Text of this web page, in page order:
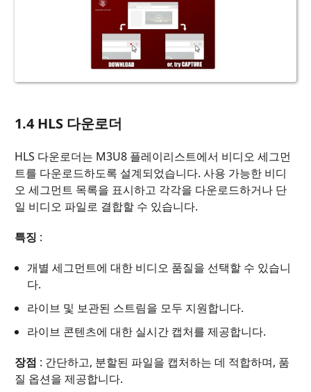
1.4 HLS 다운로더
HLS 다운로더는 M3U8 플레이리스트에서 비디오 세그먼
트를 다운로드하도록 설계되었습니다. 사용 가능한 비디
오 세그먼트 목록을 표시하고 각각을 다운로드하거나 단
일 비디오 파일로 결합할 수 있습니다.
특징 :
개별 세그먼트에 대한 비디오 품질을 선택할 수 있습니
다.
라이브 및 보관된 스트림을 모두 지원합니다.
라이브 콘텐츠에 대한 실시간 캡처를 제공합니다.
장점 : 간단하고, 분할된 파일을 캡처하는 데 적합하며, 품
질 옵션을 제공합니다.